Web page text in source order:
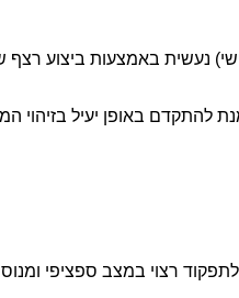
נעשית באמצעות ביצוע רצף
להתקדם באופן יעיל בזיהוי
רצוי במצב ספציפי